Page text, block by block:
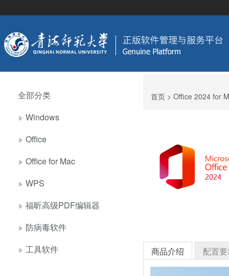
首页 > Office 2024 for
全部分类
Windows
Office
Office for Mac
WPS
福昕高级PDF编辑器
防病毒软件
工具软件
商品介绍 配置